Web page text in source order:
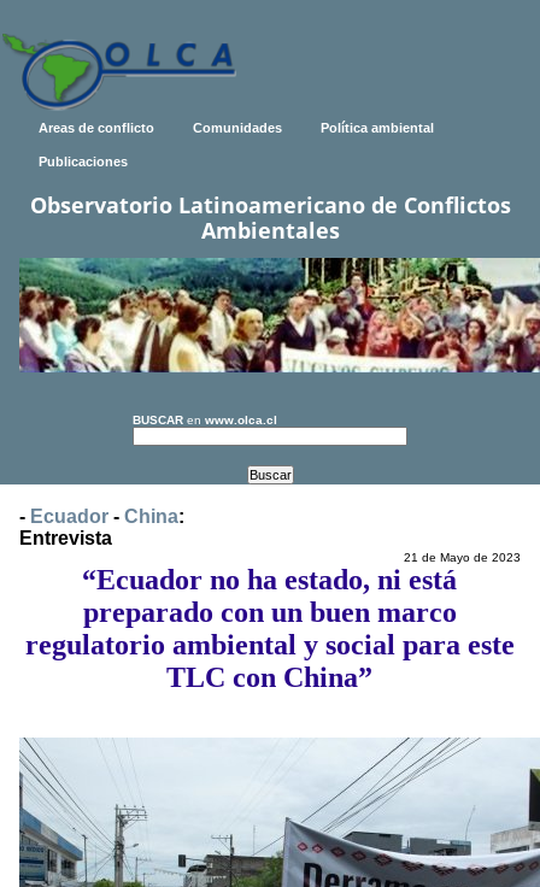
Areas de conflicto Comunidades Política ambiental
Publicaciones
Observatorio Latinoamericano de Conflictos
Ambientales
BUSCAR en www.olca.cl
- Ecuador - China:
Entrevista
21 de Mayo de 2023
“Ecuador no ha estado, ni está
preparado con un buen marco
regulatorio ambiental y social para este
TLC con China”